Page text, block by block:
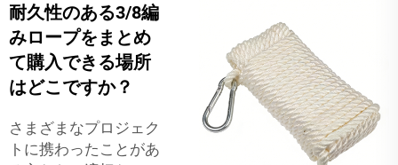
耐久性のある3/8編
みロープをまとめ
て購入できる場所
はどこですか？
さまざまなプロジェク
トに携わったことがあ